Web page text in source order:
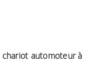
chariot automoteur à